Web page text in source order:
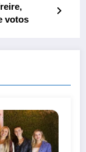
votos